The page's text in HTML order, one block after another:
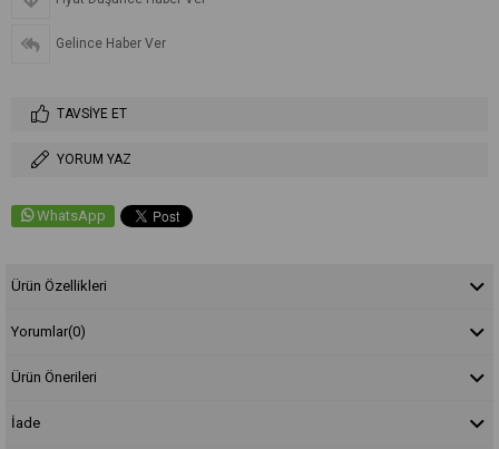
Gelince Haber Ver
TAVSIYE ET
YORUM YAZ
WhatsApp
Ürün Özellikleri
Yorumlar(0)
Ürün Önerileri
İade